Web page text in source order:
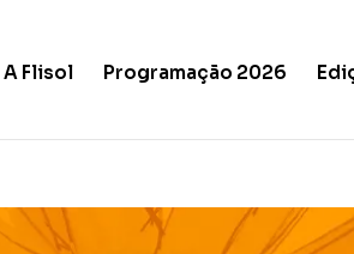
A Flisol Programação 2026